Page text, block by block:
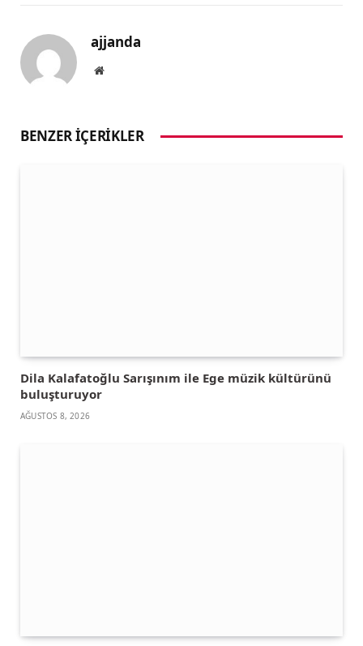
ajjanda
Website
BENZER İÇERIKLER
Dila Kalafatoğlu Sarışınım ile Ege müzik kültürünü
buluşturuyor
AĞUSTOS 8, 2026